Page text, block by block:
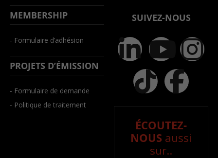
MEMBERSHIP
- Formulaire d’adhésion
PROJETS D’ÉMISSION
- Formulaire de demande
- Politique de traitement
SUIVEZ-NOUS
ÉCOUTEZ-
NOUS aussi
sur..